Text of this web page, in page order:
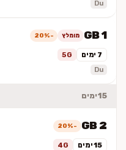
Du
1 GB מומלץ -20%
7 ימים 5G
Du
15 ימים
2 GB
-20%
15 ימים 4G